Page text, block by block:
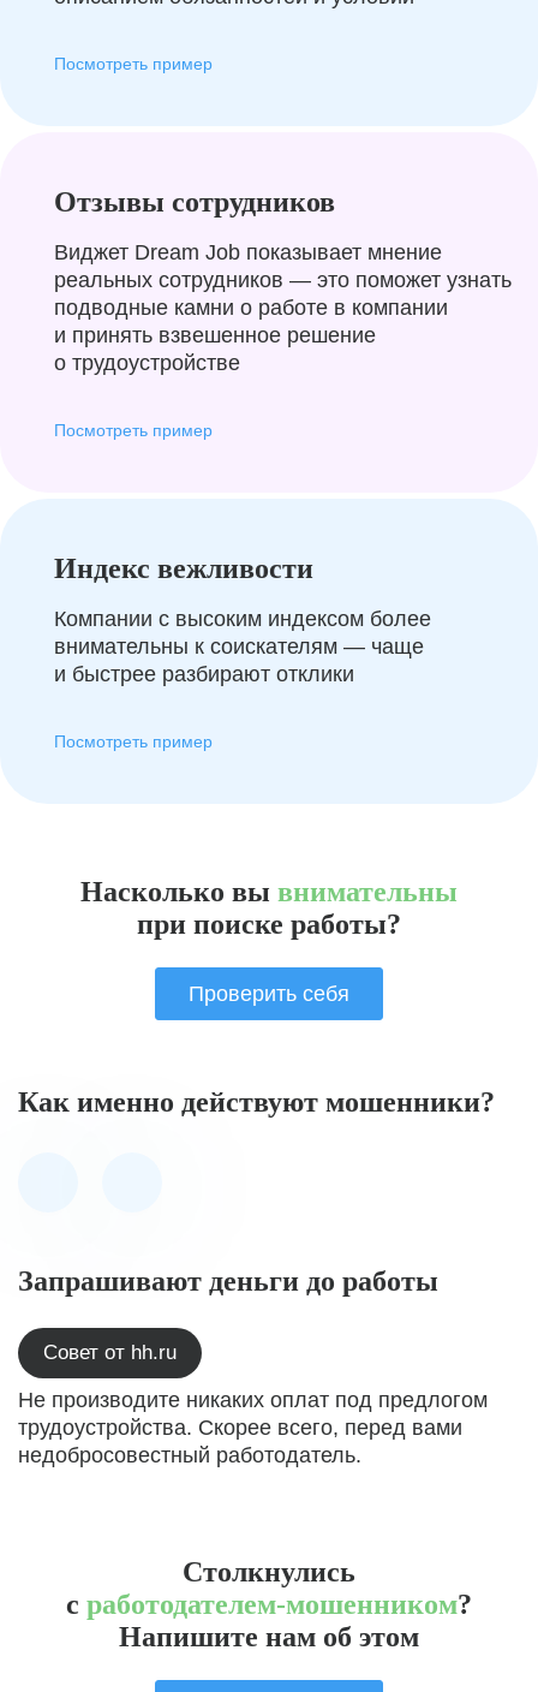
Посмотреть пример
Отзывы сотрудников
Виджет Dream Job показывает мнение
реальных сотрудников — это поможет узнать
подводные камни о работе в компании
и принять взвешенное решение
о трудоустройстве
Посмотреть пример
Индекс вежливости
Компании с высоким индексом более
внимательны к соискателям — чаще
и быстрее разбирают отклики
Посмотреть пример
Насколько вы внимательны
при поиске работы?
Проверить себя
Как именно действуют мошенники?
Запрашивают деньги до работы
Совет от hh.ru
Не производите никаких оплат под предлогом
трудоустройства. Скорее всего, перед вами
недобросовестный работодатель.
Столкнулись
с работодателем-мошенником?
Напишите нам об этом